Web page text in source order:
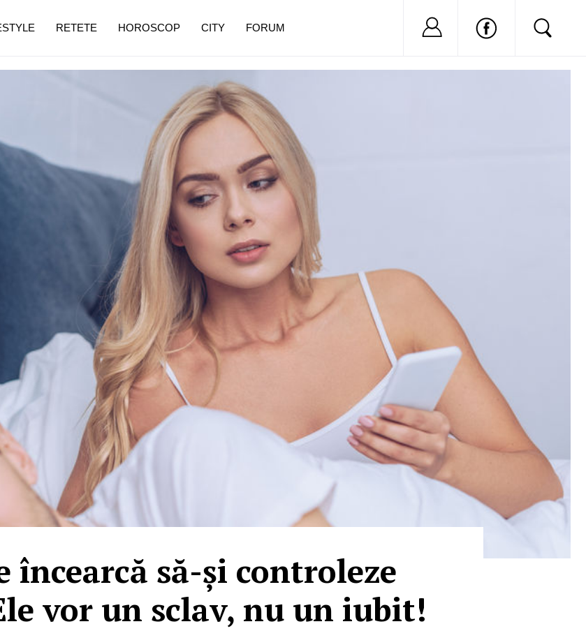
încearcă să-și controleze
vor un sclav, nu un iubit!
RETETE HOROSCOP CITY FORUM Nu ai cont?
pe măsură ce înaintezi în vârstă